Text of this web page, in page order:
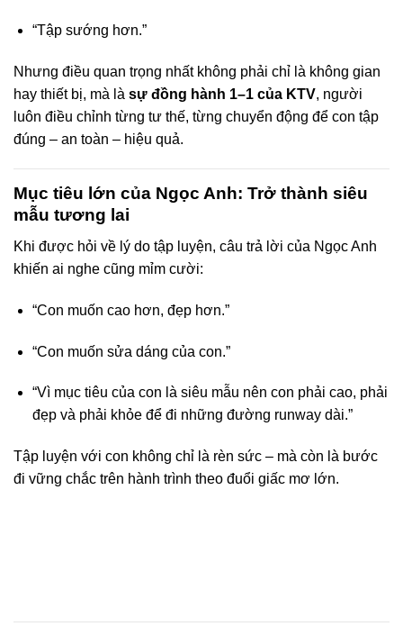
“Tập sướng hơn.”
Nhưng điều quan trọng nhất không phải chỉ là không gian
hay thiết bị, mà là sự đồng hành 1–1 của KTV, người
luôn điều chỉnh từng tư thế, từng chuyển động để con tập
đúng – an toàn – hiệu quả.
Mục tiêu lớn của Ngọc Anh: Trở thành siêu
mẫu tương lai
Khi được hỏi về lý do tập luyện, câu trả lời của Ngọc Anh
khiến ai nghe cũng mỉm cười:
“Con muốn cao hơn, đẹp hơn.”
“Con muốn sửa dáng của con.”
“Vì mục tiêu của con là siêu mẫu nên con phải cao, phải
đẹp và phải khỏe để đi những đường runway dài.”
Tập luyện với con không chỉ là rèn sức – mà còn là bước
đi vững chắc trên hành trình theo đuổi giấc mơ lớn.